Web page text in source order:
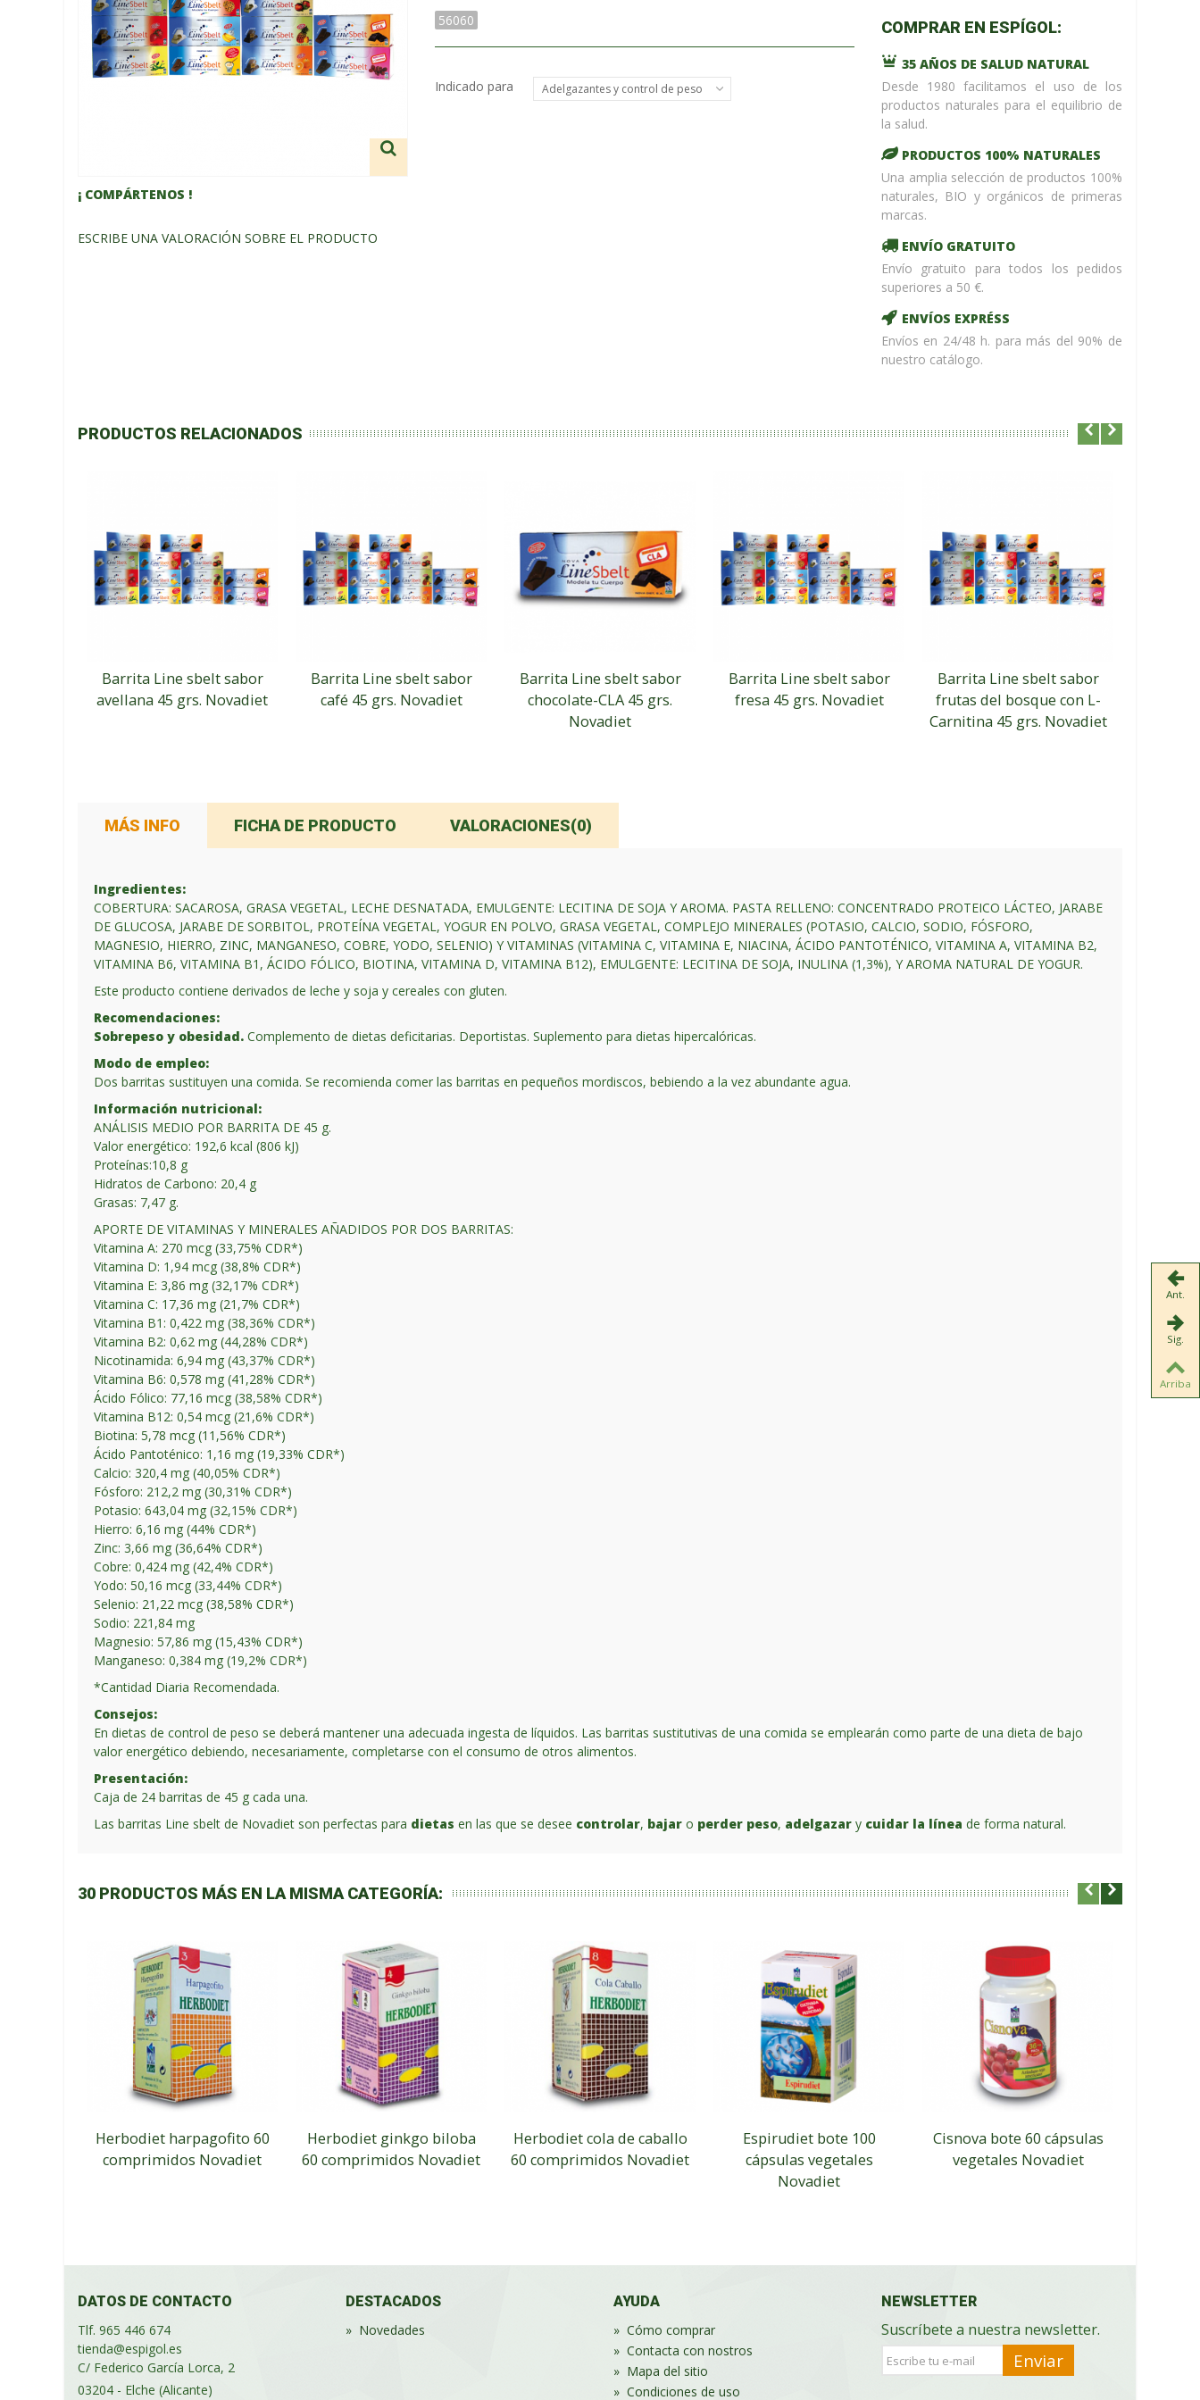
/home/upntonvr/
codeon
line 59
¡ %Dto !
¡ COMPÁRTENOS !
ESCRIBE UNA VALORACIÓN SOBRE EL PRODUCTO
56060
Indicado para Adelgazantes y control de peso
COMPRAR EN ESPÍGOL:
35 AÑOS DE SALUD NATURAL
Desde 1980 facilitamos el uso de los
productos naturales para el equilibrio de
la salud.
PRODUCTOS 100% NATURALES
Una amplia selección de productos 100%
naturales, BIO y orgánicos de primeras
marcas.
ENVÍO GRATUITO
Envío gratuito para todos los pedidos
superiores a 50 €.
ENVÍOS EXPRÉSS
Envíos en 24/48 h. para más del 90% de
nuestro catálogo.
PRODUCTOS RELACIONADOS
Barrita Line sbelt sabor
avellana 45 grs. Novadiet
Barrita Line sbelt sabor
café 45 grs. Novadiet
Barrita Line sbelt sabor
chocolate-CLA 45 grs.
Novadiet
Barrita Line sbelt sabor
fresa 45 grs. Novadiet
Barrita Line sbelt sabor
frutas del bosque con L-
Carnitina 45 grs. Novadiet
MÁS INFO FICHA DE PRODUCTO VALORACIONES(0)
Ingredientes:
COBERTURA: SACAROSA, GRASA VEGETAL, LECHE DESNATADA, EMULGENTE: LECITINA DE SOJA Y AROMA. PASTA RELLENO: CONCENTRADO PROTEICO LÁCTEO, JARABE
DE GLUCOSA, JARABE DE SORBITOL, PROTEÍNA VEGETAL, YOGUR EN POLVO, GRASA VEGETAL, COMPLEJO MINERALES (POTASIO, CALCIO, SODIO, FÓSFORO,
MAGNESIO, HIERRO, ZINC, MANGANESO, COBRE, YODO, SELENIO) Y VITAMINAS (VITAMINA C, VITAMINA E, NIACINA, ÁCIDO PANTOTÉNICO, VITAMINA A, VITAMINA B2,
VITAMINA B6, VITAMINA B1, ÁCIDO FÓLICO, BIOTINA, VITAMINA D, VITAMINA B12), EMULGENTE: LECITINA DE SOJA, INULINA (1,3%), Y AROMA NATURAL DE YOGUR.
Este producto contiene derivados de leche y soja y cereales con gluten.
Recomendaciones:
Sobrepeso y obesidad. Complemento de dietas deficitarias. Deportistas. Suplemento para dietas hipercalóricas.
Modo de empleo:
Dos barritas sustituyen una comida. Se recomienda comer las barritas en pequeños mordiscos, bebiendo a la vez abundante agua.
Información nutricional:
ANÁLISIS MEDIO POR BARRITA DE 45 g.
Valor energético: 192,6 kcal (806 kJ)
Proteínas:10,8 g
Hidratos de Carbono: 20,4 g
Grasas: 7,47 g.
APORTE DE VITAMINAS Y MINERALES AÑADIDOS POR DOS BARRITAS:
Vitamina A: 270 mcg (33,75% CDR*)
Vitamina D: 1,94 mcg (38,8% CDR*)
Vitamina E: 3,86 mg (32,17% CDR*)
Vitamina C: 17,36 mg (21,7% CDR*)
Vitamina B1: 0,422 mg (38,36% CDR*)
Vitamina B2: 0,62 mg (44,28% CDR*)
Nicotinamida: 6,94 mg (43,37% CDR*)
Vitamina B6: 0,578 mg (41,28% CDR*)
Ácido Fólico: 77,16 mcg (38,58% CDR*)
Vitamina B12: 0,54 mcg (21,6% CDR*)
Biotina: 5,78 mcg (11,56% CDR*)
Ácido Pantoténico: 1,16 mg (19,33% CDR*)
Calcio: 320,4 mg (40,05% CDR*)
Fósforo: 212,2 mg (30,31% CDR*)
Potasio: 643,04 mg (32,15% CDR*)
Hierro: 6,16 mg (44% CDR*)
Zinc: 3,66 mg (36,64% CDR*)
Cobre: 0,424 mg (42,4% CDR*)
Yodo: 50,16 mcg (33,44% CDR*)
Selenio: 21,22 mcg (38,58% CDR*)
Sodio: 221,84 mg
Magnesio: 57,86 mg (15,43% CDR*)
Manganeso: 0,384 mg (19,2% CDR*)
*Cantidad Diaria Recomendada.
Consejos:
En dietas de control de peso se deberá mantener una adecuada ingesta de líquidos. Las barritas sustitutivas de una comida se emplearán como parte de una dieta de bajo
valor energético debiendo, necesariamente, completarse con el consumo de otros alimentos.
Presentación:
Caja de 24 barritas de 45 g cada una.
Las barritas Line sbelt de Novadiet son perfectas para dietas en las que se desee controlar, bajar o perder peso, adelgazar y cuidar la línea de forma natural.
30 PRODUCTOS MÁS EN LA MISMA CATEGORÍA:
Herbodiet harpagofito 60
comprimidos Novadiet
Herbodiet ginkgo biloba
60 comprimidos Novadiet
Herbodiet cola de caballo
60 comprimidos Novadiet
Espirudiet bote 100
cápsulas vegetales
Novadiet
Cisnova bote 60 cápsulas
vegetales Novadiet
DATOS DE CONTACTO
Tlf. 965 446 674
tienda@espigol.es
C/ Federico García Lorca, 2
03204 - Elche (Alicante)
DESTACADOS
» Novedades
AYUDA
» Cómo comprar
» Contacta con nostros
» Mapa del sitio
» Condiciones de uso
NEWSLETTER
Suscríbete a nuestra newsletter.
Enviar
Ant.
Sig.
Arriba